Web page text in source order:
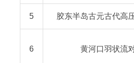
5 胶东半岛古元古代高
6 黄河口羽状流